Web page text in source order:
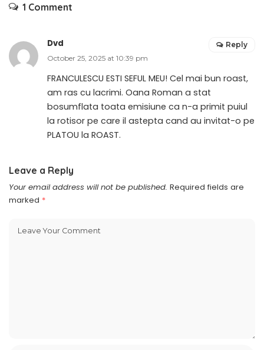
1 Comment
Dvd
October 25, 2025 at 10:39 pm
FRANCULESCU ESTI SEFUL MEU! Cel mai bun roast,
am ras cu lacrimi. Oana Roman a stat
bosumflata toata emisiune ca n-a primit puiul
la rotisor pe care il astepta cand au invitat-o pe
PLATOU la ROAST.
Reply
Leave a Reply
Your email address will not be published. Required fields are
marked *